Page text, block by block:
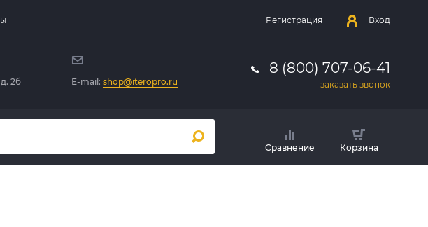
Регистрация Вход
2б E-mail:shop@iteropro.ru
8 (800) 707-06-41
заказать звонок
Сравнение Корзина